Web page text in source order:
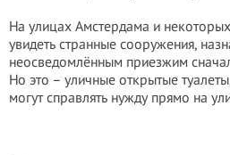
На улицах Амстердама и
увидеть странные сооружения,
неосведомлённым приезжим
Но это – уличные открытые
могут справлять нужду прямо на